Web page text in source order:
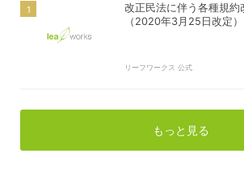
改正民法に伴う各種規約
（2020年3月25日改定）
リーフワークス 公式
もっと見る